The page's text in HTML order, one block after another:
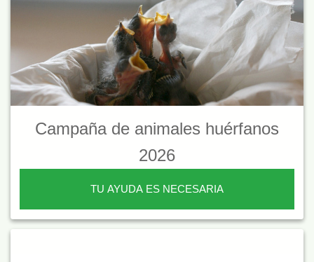
Campaña de animales huérfanos
2026
TU AYUDA ES NECESARIA